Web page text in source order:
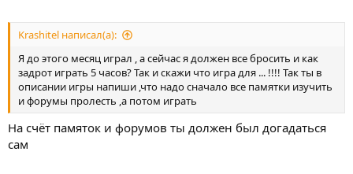
Krashitel написал(а):
Я до этого месяц играл , а сейчас я должен все бросить и как
задрот играть 5 часов? Так и скажи что игра для ... !!!! Так ты в
описании игры напиши ,что надо сначало все памятки изучить
и форумы пролесть ,а потом играть
На счёт памяток и форумов ты должен был догадаться
сам